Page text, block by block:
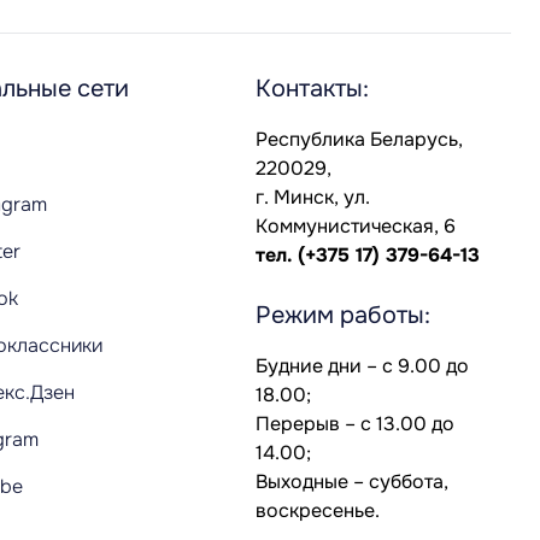
сети Контакты:
Республика Беларусь,
220029,
г. Минск, ул.
Коммунистическая, 6
тел. (+375 17) 379-64-13
Режим работы:
Будние дни – с 9.00 до
18.00;
Перерыв – с 13.00 до
14.00;
Выходные – суббота,
воскресенье.